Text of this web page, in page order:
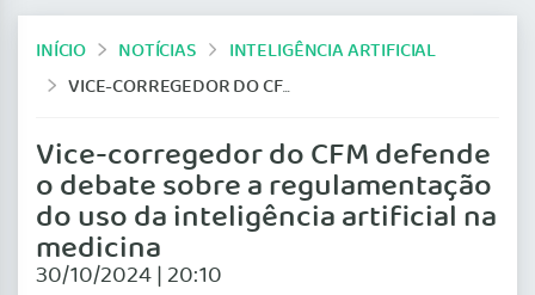
INÍCIO NOTÍCIAS
INTELIGÊNCIA ARTIFICIAL
VICE-CORREGEDOR DO CFM DEFENDE O DEBATE SOBRE A REGULAMENTAÇÃO DO USO DA INTELIGÊNCIA ARTIFICIAL NA MEDICINA
Vice-corregedor do CFM defende
o debate sobre a regulamentação
do uso da inteligência artificial na
medicina
30/10/2024 | 20:10